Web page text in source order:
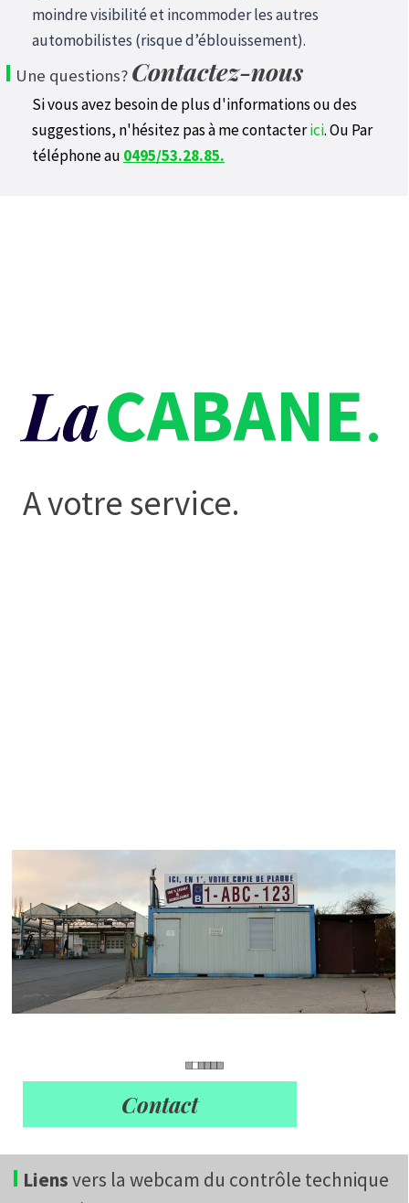
moindre visibilité et incommoder les autres
automobilistes (risque d’éblouissement).
I Une questions? Contactez-nous
Si vous avez besoin de plus d'informations ou des
suggestions, n'hésitez pas à me contacterici.Ou Par
téléphone au 0495/53.28.85.
LaCABANE.
A votre service.
Contact
I Liensvers la webcam du contrôle technique